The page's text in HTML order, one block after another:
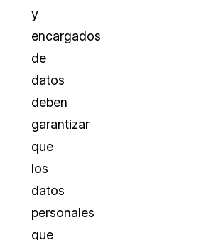
y
encargados
de
datos
deben
garantizar
que
los
datos
personales
que